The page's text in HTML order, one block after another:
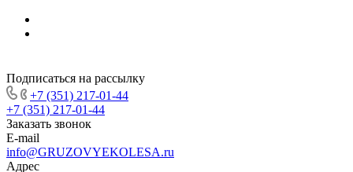
Подписаться на рассылку
+7 (351) 217-01-44
+7 (351) 217-01-44
Заказать звонок
E-mail
info@GRUZOVYEKOLESA.ru
Адрес